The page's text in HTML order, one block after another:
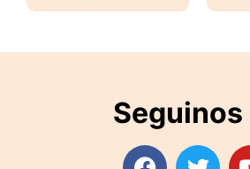
Seguinos